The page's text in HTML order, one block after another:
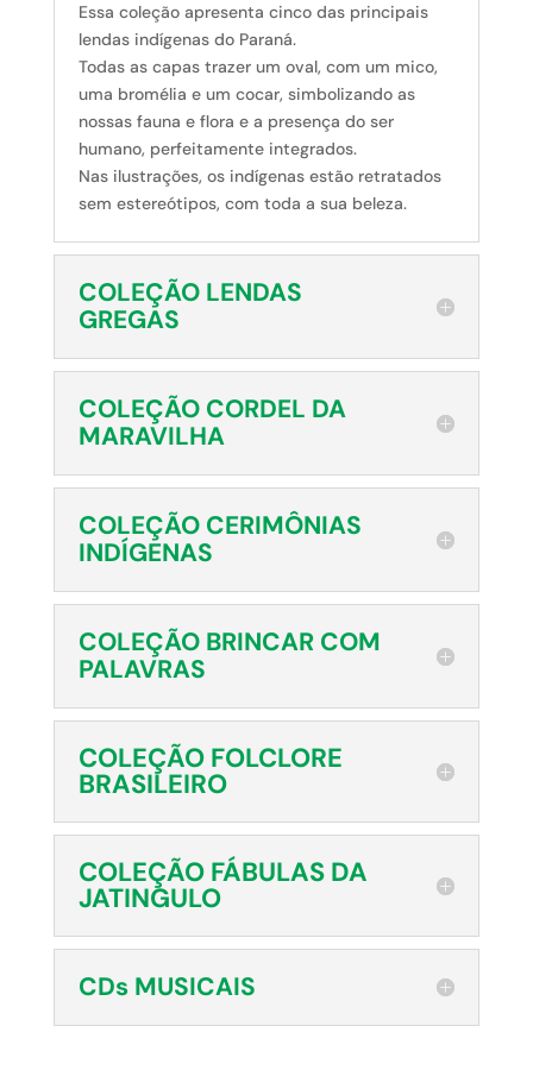
Essa coleção apresenta cinco das principais
lendas indígenas do Paraná.
Todas as capas trazer um oval, com um mico,
uma bromélia e um cocar, simbolizando as
nossas fauna e flora e a presença do ser
humano, perfeitamente integrados.
Nas ilustrações, os indígenas estão retratados
sem estereótipos, com toda a sua beleza.
COLEÇÃO LENDAS
GREGAS
COLEÇÃO CORDEL DA
MARAVILHA
COLEÇÃO CERIMÔNIAS
INDÍGENAS
COLEÇÃO BRINCAR COM
PALAVRAS
COLEÇÃO FOLCLORE
BRASILEIRO
COLEÇÃO FÁBULAS DA
JATINGULO
CDs MUSICAIS